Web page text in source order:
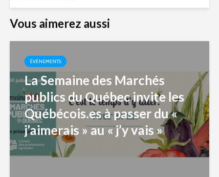
Vous aimerez aussi
ÉVÉNEMENTS
La Semaine des Marchés
publics du Québec invite les
Québécois.es à passer du «
j’aimerais » au « j’y vais »